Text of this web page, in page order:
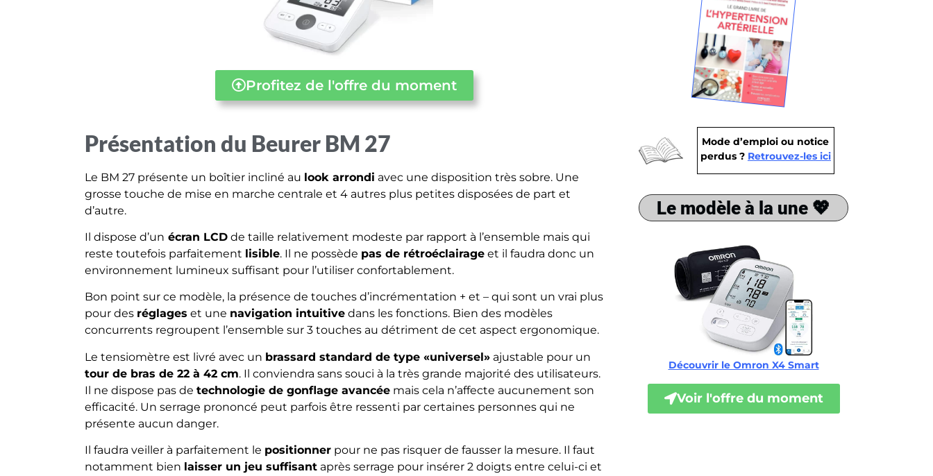
Profitez de l'offre du moment
Présentation du Beurer BM 27
Le BM 27 présente un boîtier incliné au look arrondi avec une disposition très sobre. Une
grosse touche de mise en marche centrale et 4 autres plus petites disposées de part et
d’autre.
Il dispose d’un écran LCD de taille relativement modeste par rapport à l’ensemble mais qui
reste toutefois parfaitement lisible. Il ne possède pas de rétroéclairage et il faudra donc un
environnement lumineux suffisant pour l’utiliser confortablement.
Bon point sur ce modèle, la présence de touches d’incrémentation + et – qui sont un vrai plus
pour des réglages et une navigation intuitive dans les fonctions. Bien des modèles
concurrents regroupent l’ensemble sur 3 touches au détriment de cet aspect ergonomique.
Le tensiomètre est livré avec un brassard standard de type «universel» ajustable pour un
tour de bras de 22 à 42 cm. Il conviendra sans souci à la très grande majorité des utilisateurs.
Il ne dispose pas de technologie de gonflage avancée mais cela n’affecte aucunement son
efficacité. Un serrage prononcé peut parfois être ressenti par certaines personnes qui ne
présente aucun danger.
Il faudra veiller à parfaitement le positionner pour ne pas risquer de fausser la mesure. Il faut
notamment bien laisser un jeu suffisant après serrage pour insérer 2 doigts entre celui-ci et
Mode d’emploi ou notice
perdus ? Retrouvez-les ici
Le modèle à la une 💖
Découvrir le Omron X4 Smart
Voir l'offre du moment